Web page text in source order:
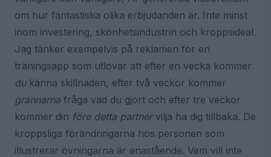
om hur fantastiska olika erbjudanden är. Inte minst
inom investering, skönhetsindustrin och kroppsideal.
Jag tänker exempelvis på reklamen för en
träningsapp som utlovar att efter en vecka kommer
dukänna skillnaden, efter två veckor kommer
grannarna fråga vad du gjort och efter tre veckor
kommer din före detta partnervilja ha dig tillbaka. De
kroppsliga förändringarna hos personen som
illustrerar övningarna är enastående. Vem vill inte